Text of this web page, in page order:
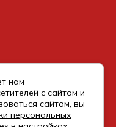
нам
с сайтом и
сайтом, вы
персональных